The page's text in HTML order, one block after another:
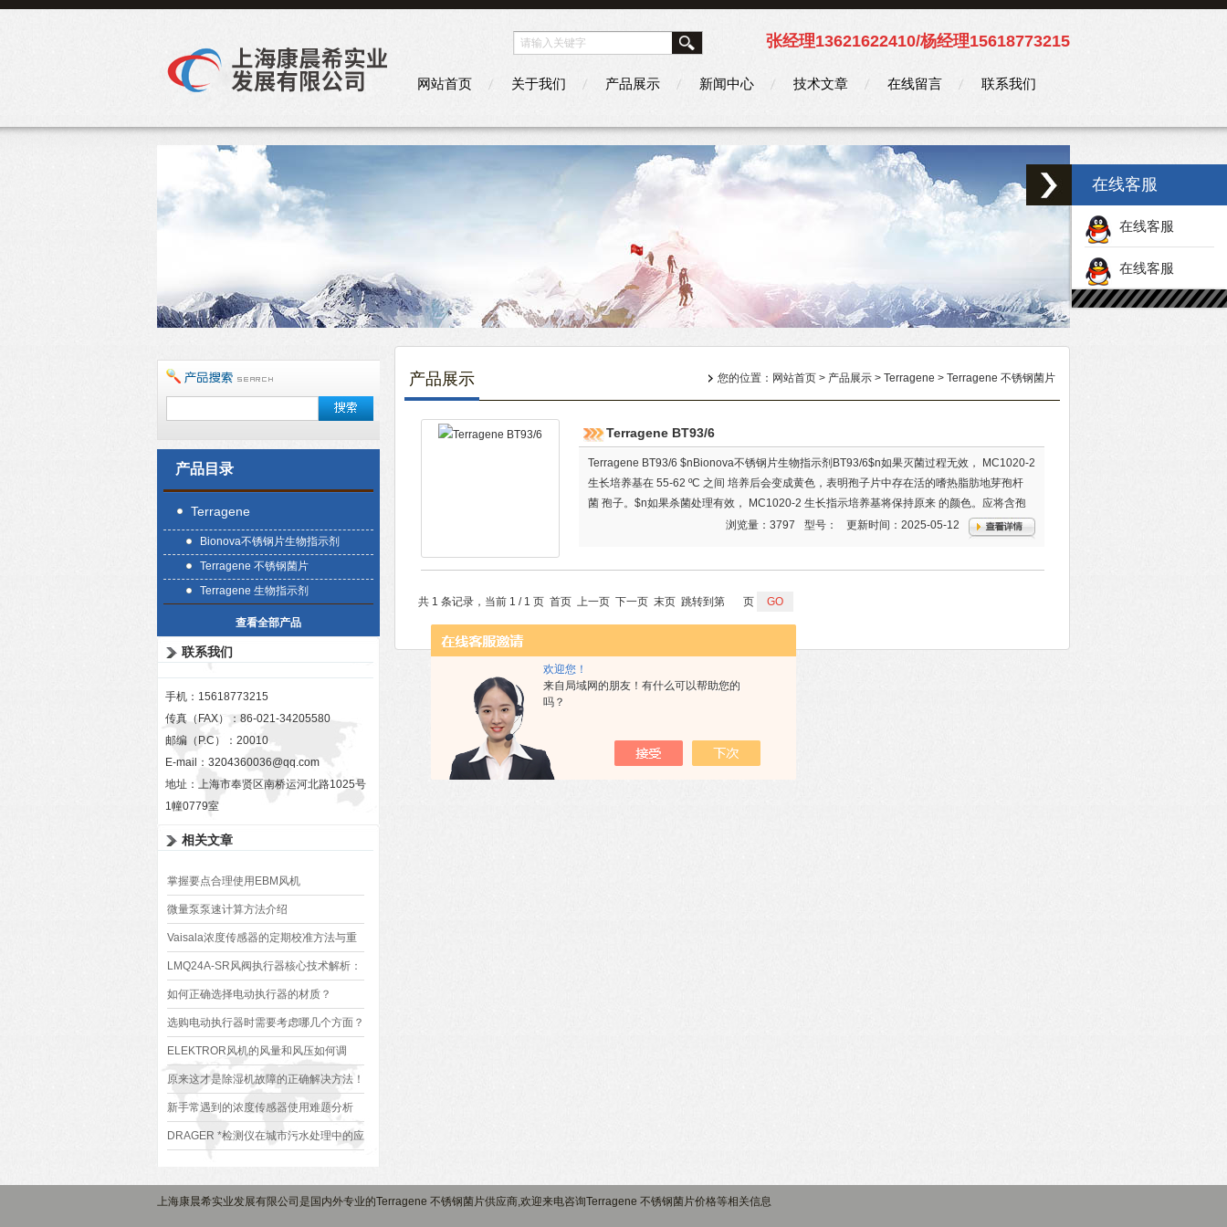
欢迎您！
来自局域网的朋友！有什么可以帮助您的
吗？
张经理13621622410/杨经理15618773215
网站首页 关于我们 产品展示 新闻中心 技术文章 在线留言 联系我们
产品目录
Terragene
Bionova不锈钢片生物指示剂
Terragene 不锈钢菌片
Terragene 生物指示剂
查看全部产品
联系我们
手机：15618773215
传真（FAX）：86-021-34205580
邮编（P.C）：20010
E-mail： 3204360036@qq.com
地址：上海市奉贤区南桥运河北路1025号
1幢0779室
相关文章
掌握要点合理使用EBM风机
微量泵泵速计算方法介绍
Vaisala浓度传感器的定期校准方法与重
要性
LMQ24A-SR风阀执行器核心技术解析：
原理、优势与应用场景
如何正确选择电动执行器的材质？
选购电动执行器时需要考虑哪几个方面？
ELEKTROR风机的风量和风压如何调
节？
原来这才是除湿机故障的正确解决方法！
新手常遇到的浓度传感器使用难题分析
DRAGER *检测仪在城市污水处理中的应
产品展示 您的位置： 网站首页 > 产品展示 > Terragene > Terragene 不锈钢菌片
Terragene BT93/6
Terragene BT93/6 $nBionova不锈钢片生物指示剂BT93/6$n如果灭菌过程无效， MC1020-2
生长培养基在 55-62 ºC 之间 培养后会变成黄色，表明孢子片中存在活的嗜热脂肪地芽孢杆
菌 孢子。$n如果杀菌处理有效， MC1020-2 生长指示培养基将保持原来 的颜色。应将含孢
子片的生长培养基在 55-62 ºC 之间培养24 小时后，进行最终结果的读取
更新时间：2025-05-12
型号：
浏览量：3797
共 1 条记录，当前 1 / 1 页 首页 上一页 下一页 末页 跳转到第 页
上海康晨希实业发展有限公司是国内外专业的Terragene 不锈钢菌片供应商,欢迎来电咨询Terragene 不锈钢菌片价格等相关信息
在线客服
在线客服
在线客服